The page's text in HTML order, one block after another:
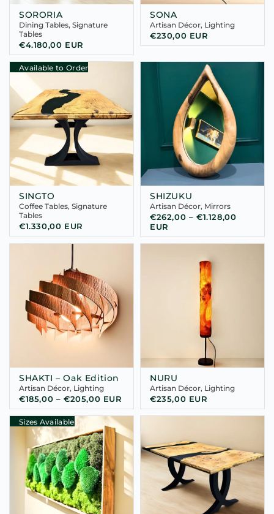
SORORIA
Dining Tables, Signature
Tables
€4.180,00 EUR
SONA
Artisan Décor, Lighting
€230,00 EUR
Available to Order
SINGTO
Coffee Tables, Signature
Tables
€1.330,00 EUR
SHIZUKU
Artisan Décor, Mirrors
€262,00 – €1.128,00
EUR
SHAKTI – Oak Edition
Artisan Décor, Lighting
€185,00 – €205,00 EUR
NURU
Artisan Décor, Lighting
€235,00 EUR
Sizes Available